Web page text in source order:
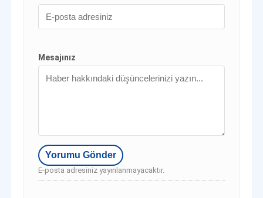
Mesajınız
E-posta adresiniz yayınlanmayacaktır.